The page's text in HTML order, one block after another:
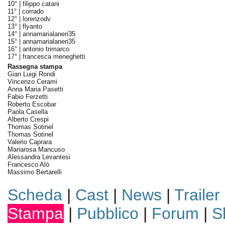
10° | filippo catani
11° | corrado
12° |
lorenzodv
13° | flyanto
14° | annamarialaneri35
15° | annamarialaneri35
16° | antonio trimarco
17° | francesca meneghetti
Rassegna stampa
Gian Luigi Rondi
Vincenzo Cerami
Anna Maria Pasetti
Fabio Ferzetti
Roberto Escobar
Paola Casella
Alberto Crespi
Thomas Sotinel
Thomas Sotinel
Valerio Caprara
Mariarosa Mancuso
Alessandra Levantesi
Francesco Alò
Massimo Bertarelli
Scheda| Cast| News | Trailer
Stampa | Pubblico | Forum |